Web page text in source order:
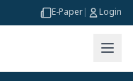
E-Paper Login